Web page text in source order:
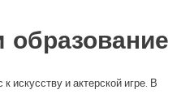
искусству и актерской игре. В